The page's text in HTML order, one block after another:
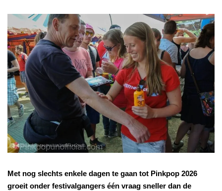
Met nog slechts enkele dagen te gaan tot Pinkpop 2026
groeit onder festivalgangers één vraag sneller dan de